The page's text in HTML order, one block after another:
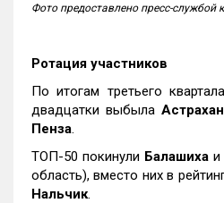
Фото предоставлено пресс-службой
Ротация участников
По итогам третьего
двадцатки выбыла
Пенза.
ТОП-50 покинули Балашиха и
область), вместо них в
Нальчик.